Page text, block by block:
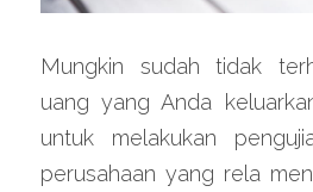
Mungkin sudah tidak
uang yang Anda
untuk melakukan
perusahaan yang rela